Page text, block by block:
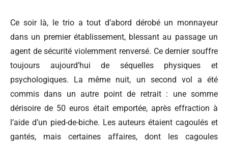
Ce soir là, le trio a tout d’abord dérobé un monnayeur
dans un premier établissement, blessant au passage un
agent de sécurité violemment renversé. Ce dernier souffre
toujours aujourd’hui de séquelles physiques et
psychologiques. La même nuit, un second vol a été
commis dans un autre point de retrait : une somme
dérisoire de 50 euros était emportée, après effraction à
l’aide d’un pied-de-biche. Les auteurs étaient cagoulés et
gantés, mais certaines affaires, dont les cagoules